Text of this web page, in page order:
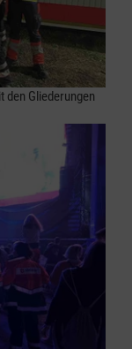
den Gliederungen